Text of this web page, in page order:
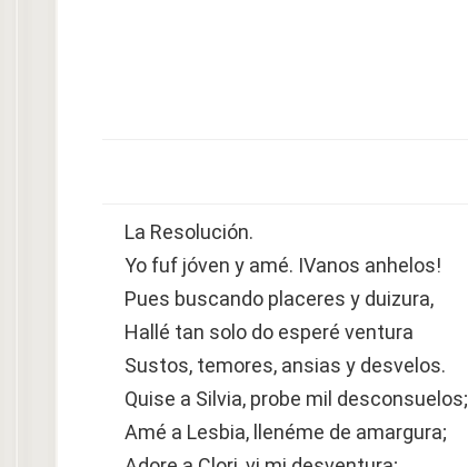
La Resolución.
Yo fuf jóven y amé. IVanos anhelos!
Pues buscando placeres y duizura,
Hallé tan solo do esperé ventura
Sustos, temores, ansias y desvelos.
Quise a Silvia, probe mil desconsuelos;
Amé a Lesbia, llenéme de amargura;